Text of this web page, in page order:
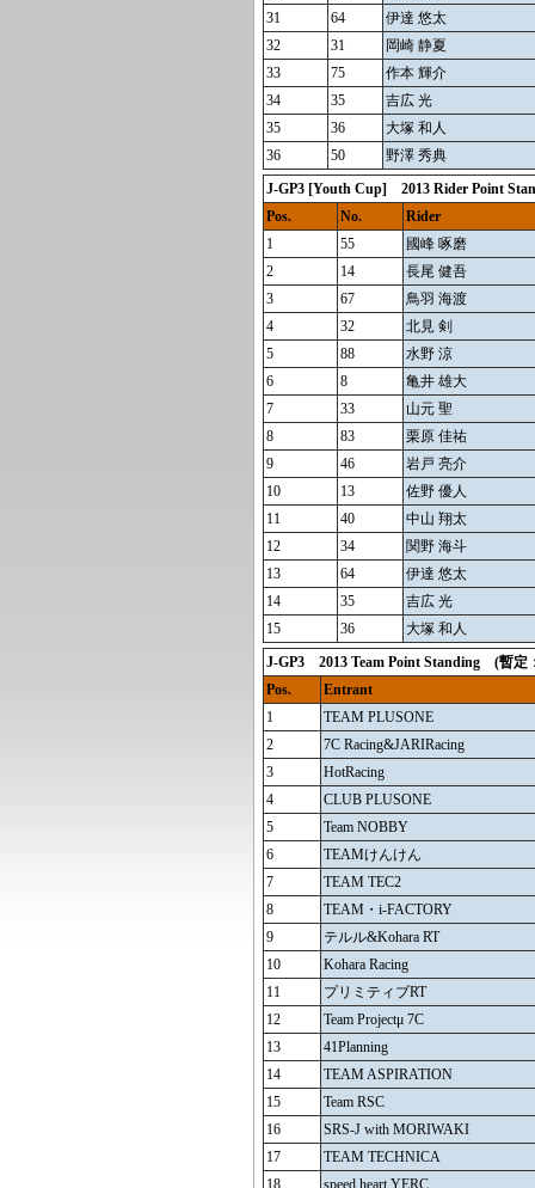
31
64
伊達 悠太
32
31
岡崎 静夏
33
75
作本 輝介
34
35
吉広 光
35
36
大塚 和人
36
50
野澤 秀典
J-GP3 [Youth Cup] 2013 Rider Point
Pos.
No.
Rider
1
55
國峰 啄磨
2
14
長尾 健吾
3
67
鳥羽 海渡
4
32
北見 剣
5
88
水野 涼
6
8
亀井 雄大
7
33
山元 聖
8
83
栗原 佳祐
9
46
岩戸 亮介
10
13
佐野 優人
11
40
中山 翔太
12
34
関野 海斗
13
64
伊達 悠太
14
35
吉広 光
15
36
大塚 和人
J-GP3 2013 Team Point Standing (暫定
Pos.
Entrant
1
TEAM PLUSONE
2
7C Racing&JARIRacing
3
HotRacing
4
CLUB PLUSONE
5
Team NOBBY
6
TEAMけんけん
7
TEAM TEC2
8
TEAM・i-FACTORY
9
テルル&Kohara RT
10
Kohara Racing
11
プリミティブRT
12
Team Projectμ 7C
13
41Planning
14
TEAM ASPIRATION
15
Team RSC
16
SRS-J with MORIWAKI
17
TEAM TECHNICA
18
speed heart YERC